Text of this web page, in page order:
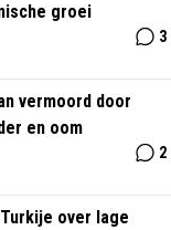
groei
3
vermoord door
en oom
2
over lage